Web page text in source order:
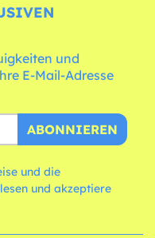
und
E-Mail-Adresse
ABONNIEREN
und die